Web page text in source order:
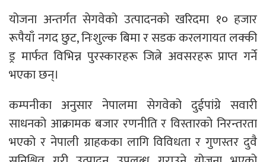
योजना अन्तर्गत सेगवेको उत्पादनको खरिदमा १० हजार
रूपैयाँ नगद छुट, निःशुल्क बिमा र सडक करलगायत लक्की
ड्र मार्फत विभिन्न पुरस्कारहरू जित्ने अवसरहरू प्राप्त गर्ने
भएका छन्।
कम्पनीका अनुसार नेपालमा सेगवेको दुईपांग्रे सवारी
साधनको आक्रामक बजार रणनीति र विस्तारको निरन्तरता
भएको र नेपाली ग्राहकका लागि विविधता र गुणस्तर दुवै